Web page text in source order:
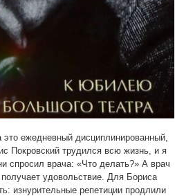
ежедневный дисциплинированный,
Покровский трудился всю жизнь, и я
спросил врача: «Что делать?» А врач
удовольствие. Для Бориса
изнурительные репетиции продлили